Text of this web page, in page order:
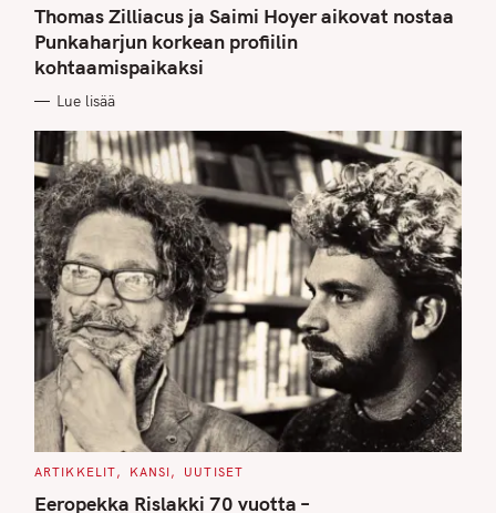
T
E
G
O
R
I
S
Thomas Zilliacus ja Saimi Hoyer aikovat nostaa
Punkaharjun korkean profiilin
kohtaamispaikaksi
Lue lisää
C
T
ARTIKKELIT KANSI UUTISET
Eeropekka Rislakki 70 vuotta –